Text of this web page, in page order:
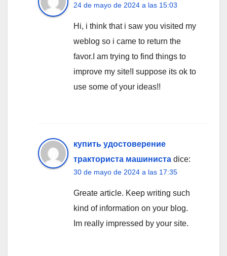
24 de mayo de 2024 a las 15:03
Hi, i think that i saw you visited my
weblog so i came to return the
favor.I am trying to find things to
improve my site!I suppose its ok to
use some of your ideas!!
купить удостоверение
тракториста машиниста dice:
30 de mayo de 2024 a las 17:35
Greate article. Keep writing such
kind of information on your blog.
Im really impressed by your site.